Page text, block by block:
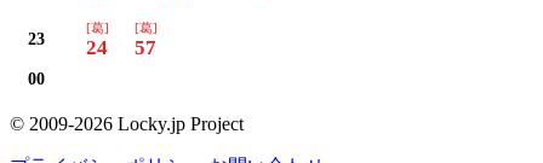
23
[葛]
24
[葛]
57
00
© 2009-2026 Locky.jp Project